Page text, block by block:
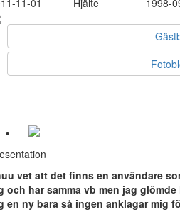
11-01
Hjälte 1998-
vet att det finns en användare
och har samma vb men jag
en ny bara så ingen anklagar mig